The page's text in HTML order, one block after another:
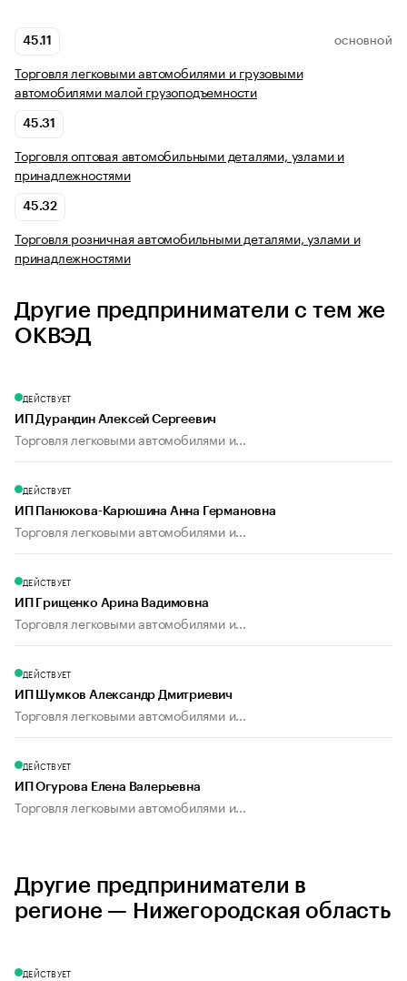
45.11 ОСНОВНОЙ
Торговля легковыми автомобилями и грузовыми
автомобилями малой грузоподъемности
45.31
Торговля оптовая автомобильными деталями, узлами и
принадлежностями
45.32
Торговля розничная автомобильными деталями, узлами и
принадлежностями
Другие предприниматели с тем же
ОКВЭД
ДЕЙСТВУЕТ
ИП Дурандин Алексей Сергеевич
Торговля легковыми автомобилями и...
ДЕЙСТВУЕТ
ИП Панюкова-Карюшина Анна Германовна
Торговля легковыми автомобилями и...
ДЕЙСТВУЕТ
ИП Грищенко Арина Вадимовна
Торговля легковыми автомобилями и...
ДЕЙСТВУЕТ
ИП Шумков Александр Дмитриевич
Торговля легковыми автомобилями и...
ДЕЙСТВУЕТ
ИП Огурова Елена Валерьевна
Торговля легковыми автомобилями и...
Другие предприниматели в
регионе — Нижегородская область
ДЕЙСТВУЕТ